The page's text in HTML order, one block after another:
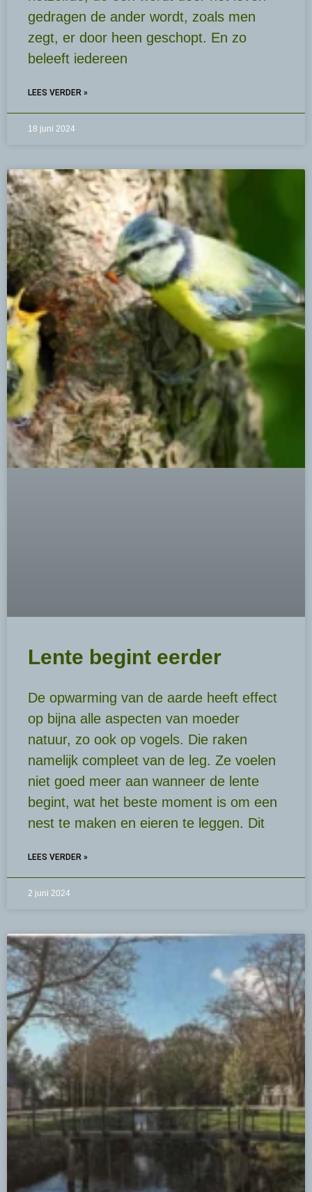
gedragen de ander wordt, zoals men
zegt, er door heen geschopt. En zo
beleeft iedereen
LEES VERDER »
18 juni 2024
Lente begint eerder
De opwarming van de aarde heeft effect
op bijna alle aspecten van moeder
natuur, zo ook op vogels. Die raken
namelijk compleet van de leg. Ze voelen
niet goed meer aan wanneer de lente
begint, wat het beste moment is om een
nest te maken en eieren te leggen. Dit
LEES VERDER »
2 juni 2024